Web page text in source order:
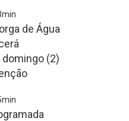
de Água
(2)